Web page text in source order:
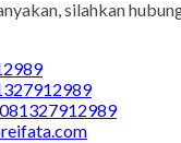
silahkan
081327912989